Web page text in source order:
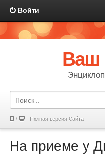
Войти
Ваш
Полная версия Сайта
На приеме у